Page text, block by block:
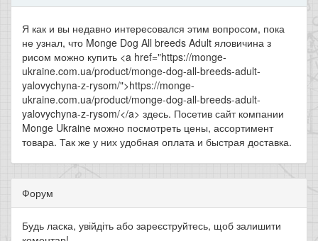
Я как и вы недавно интересовался этим вопросом, пока
не узнал, что Monge Dog All breeds Adult яловичина з
рисом можно купить <a href="https://monge-
ukraine.com.ua/product/monge-dog-all-breeds-adult-
yalovychyna-z-rysom/">https://monge-
ukraine.com.ua/product/monge-dog-all-breeds-adult-
yalovychyna-z-rysom/</a> здесь. Посетив сайт компании
Monge Ukraine можно посмотреть цены, ассортимент
товара. Так же у них удобная оплата и быстрая доставка.
Форум
Будь ласка, увійдіть або зареєструйтесь, щоб залишити